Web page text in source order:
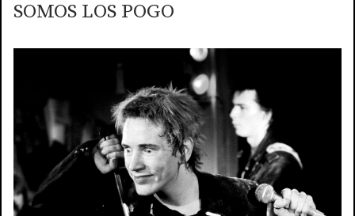
SOMOS LOS POGO